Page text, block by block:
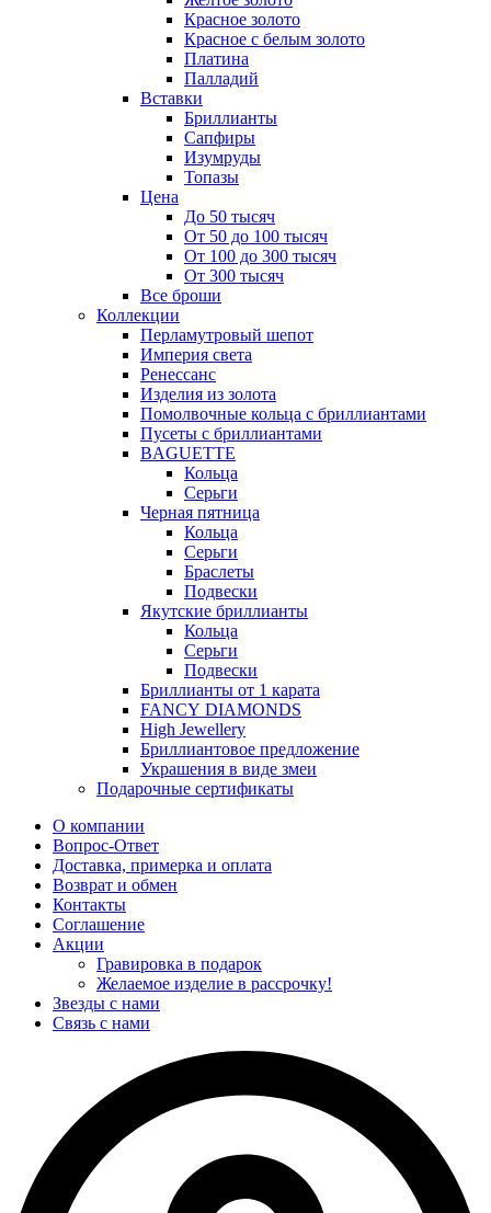
Красное золото
Красное с белым золото
Платина
Палладий
Вставки
Бриллианты
Сапфиры
Изумруды
Топазы
Цена
До 50 тысяч
От 50 до 100 тысяч
От 100 до 300 тысяч
От 300 тысяч
Все броши
Коллекции
Перламутровый шепот
Империя света
Ренессанс
Изделия из золота
Помолвочные кольца с бриллиантами
Пусеты с бриллиантами
BAGUETTE
Кольца
Серьги
Черная пятница
Кольца
Серьги
Браслеты
Подвески
Якутские бриллианты
Кольца
Серьги
Подвески
Бриллианты от 1 карата
FANCY DIAMONDS
High Jewellery
Бриллиантовое предложение
Украшения в виде змеи
Подарочные сертификаты
О компании
Вопрос-Ответ
Доставка, примерка и оплата
Возврат и обмен
Контакты
Соглашение
Акции
Гравировка в подарок
Желаемое изделие в рассрочку!
Звезды с нами
Связь с нами